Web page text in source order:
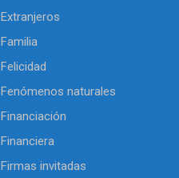
Extranjeros
Familia
Felicidad
Fenómenos naturales
Financiación
Financiera
Firmas invitadas